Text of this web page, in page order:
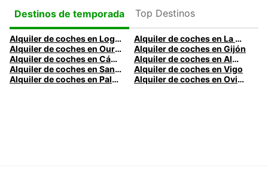
Destinos de temporada
Top Destinos
Alquiler de coches en Logroño
Alquiler de coches en La Coruña
Alquiler de coches en Ourense
Alquiler de coches en Gijón
Alquiler de coches en Cádiz
Alquiler de coches en Almería
Alquiler de coches en Santander
Alquiler de coches en Vigo
Alquiler de coches en Palma
Alquiler de coches en Oviedo